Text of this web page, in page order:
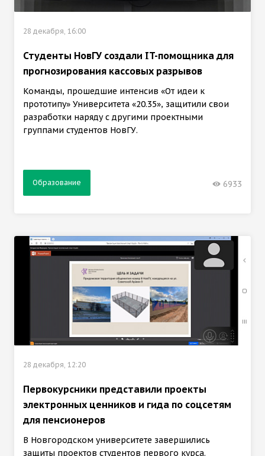
28 декабря, 16:00
Студенты НовГУ создали IT-помощника для
прогнозирования кассовых разрывов
Команды, прошедшие интенсив «От идеи к
прототипу» Университета «20.35», защитили свои
разработки наряду с другими проектными
группами студентов НовГУ.
Образование 6933
28 декабря, 12:20
Первокурсники представили проекты
электронных ценников и гида по соцсетям
для пенсионеров
В Новгородском университете завершились
защиты проектов студентов первого курса.